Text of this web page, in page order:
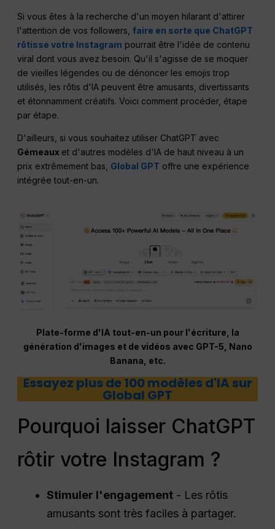
Si vous êtes à la recherche d'un moyen hilarant d'attirer
l'attention de vos followers,faire en sorte que ChatGPT
rôtisse votre Instagram pourrait être l'idée de contenu
viral dont vous avez besoin. Qu'il s'agisse de se moquer
de vieilles légendes ou de dénoncer les emojis trop
utilisés, les rôtis d'IA peuvent être amusants, divertissants
et étonnamment créatifs. Voici comment procéder, étape
par étape.
D'ailleurs, si vous souhaitez utiliser ChatGPT avec
Gémeaux et d'autres modèles d'IA de haut niveau à un
prix extrêmement bas, Global GPT offre une expérience
intégrée tout-en-un.
Plate-forme d'IA tout-en-un pour l'écriture, la
génération d'images et de vidéos avec GPT-5, Nano
Banana, etc.
Essayez plus de 100 modèles d'IA sur
Global GPT
Pourquoi laisser ChatGPT
rôtir votre Instagram ?
Stimuler l'engagement - Les rôtis
amusants sont très faciles à partager.